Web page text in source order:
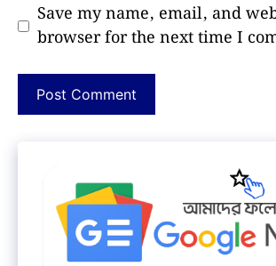
Save my name, email, and
browser for the next time I